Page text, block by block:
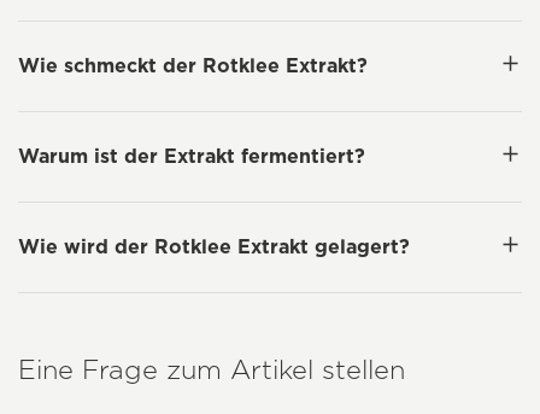
Wie schmeckt der Rotklee Extrakt?
Warum ist der Extrakt fermentiert?
Wie wird der Rotklee Extrakt gelagert?
Eine Frage zum Artikel stellen